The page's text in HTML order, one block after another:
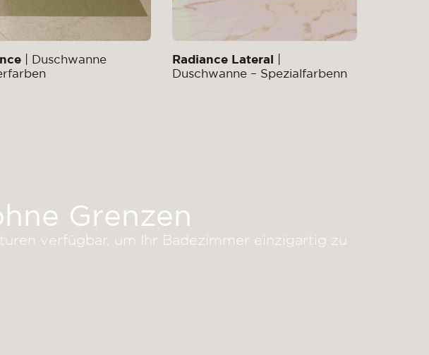
| Duschwanne
Radiance Lateral
Duschwanne – Spezialfarbenn
Grenzen
verfügbar, um Ihr Badezimmer einzigartig zu